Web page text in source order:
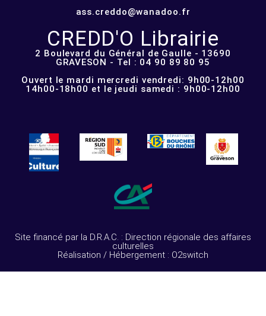
ass.creddo@wanadoo.fr
CREDD'O Librairie
2 Boulevard du Général de Gaulle - 13690
GRAVESON - Tel : 04 90 89 80 95
Ouvert le mardi mercredi vendredi: 9h00-12h00
14h00-18h00 et le jeudi samedi : 9h00-12h00
Site financé par la D.R.A.C. : Direction régionale des affaires
culturelles
Réalisation / Hébergement : O2switch